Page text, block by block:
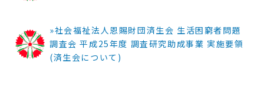
»社会福祉法人恩賜財団済生会 生活困窮者問題
調査会 平成25年度 調査研究助成事業 実施要領
(済生会について)